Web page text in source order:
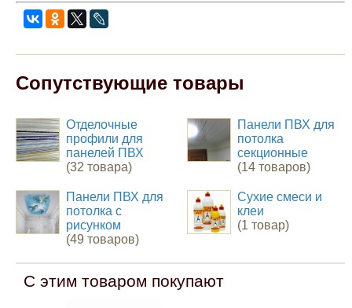
Сопутствующие товары
Отделочные
профили для
панелей ПВХ
(32 товара)
Панели ПВХ для
потолка
секционные
(14 товаров)
Панели ПВХ для
потолка с
рисунком
(49 товаров)
Сухие смеси и
клеи
(1 товар)
С этим товаром покупают